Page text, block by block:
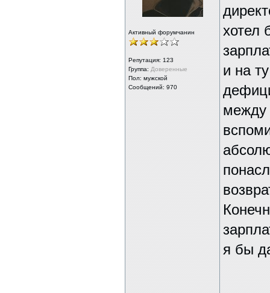
Активный форумчанин
Репутация: 123
Группа: Доверенные
Пол: мужской
Сообщений: 970
хотел
и на
между
я бы